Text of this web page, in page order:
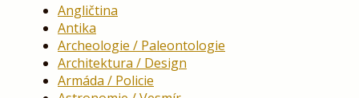
Angličtina
Antika
Archeologie / Paleontologie
Architektura / Design
Armáda / Policie